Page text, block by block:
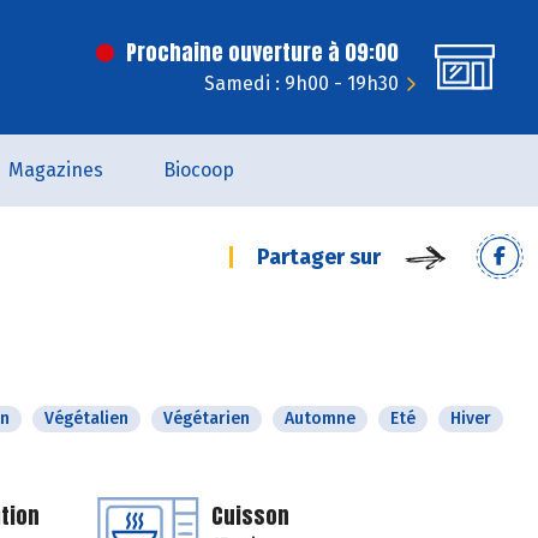
Prochaine ouverture à 09:00
Samedi : 9h00 - 19h30
Magazines Biocoop
Partager sur
Végétalien Végétarien Automne Eté
Hiver
Cuisson